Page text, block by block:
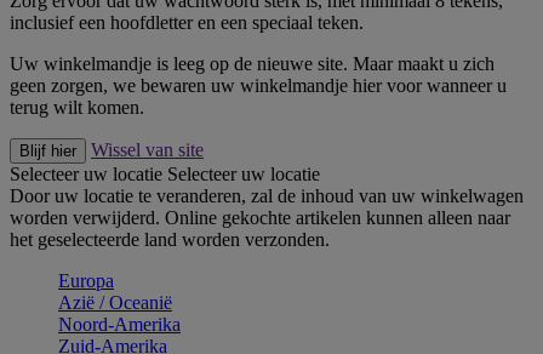
inclusief een hoofdletter en een speciaal teken.
Uw winkelmandje is leeg op de nieuwe site. Maar maakt u zich
geen zorgen, we bewaren uw winkelmandje hier voor wanneer u
terug wilt komen.
Blijf hier
Wissel van site
Selecteer uw locatie Selecteer uw locatie
Door uw locatie te veranderen, zal de inhoud van uw winkelwagen
worden verwijderd. Online gekochte artikelen kunnen alleen naar
het geselecteerde land worden verzonden.
Europa
Aziё / Oceaniё
Noord-Amerika
Zuid-Amerika